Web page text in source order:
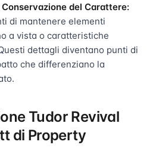
del Carattere:
di mantenere elementi
a vista o caratteristiche
dettagli diventano punti di
che differenziano la
Tudor Revival
di Property